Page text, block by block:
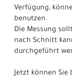
Verfügung,
benutzen.
Die Messung
nach Schnitt
durchgeführt
Jetzt können Sie